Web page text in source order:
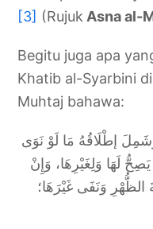
[3] (Rujuk Asna al-
Begitu juga apa
Khatib al-Syarbini
Muhtaj bahawa:
إطْلَاقُهُ مَا لَوْ نَوَى
لَهَا وَلِغَيْرِهَا، وَإِنْ
الظُّهْرِ وَنَفَى غَيْرَهَا؛